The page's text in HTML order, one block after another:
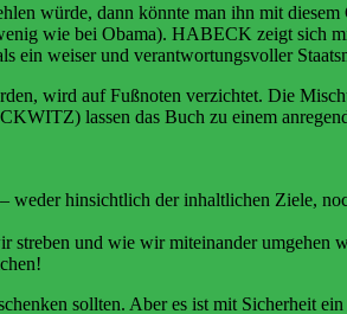
würde, dann könnte man ihn mit
wie bei Obama). HABECK zeigt sich
ein weiser und verantwortungsvoller
wird auf Fußnoten verzichtet. Die
lassen das Buch zu einem
hinsichtlich der inhaltlichen Ziele,
und wie wir miteinander umgehen
sollten. Aber es ist mit Sicherheit